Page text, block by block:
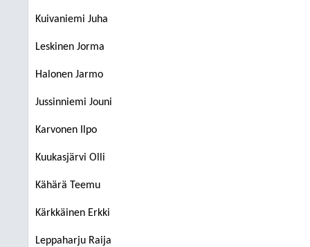
Kuivaniemi Juha
Leskinen Jorma
Halonen Jarmo
Jussinniemi Jouni
Karvonen Ilpo
Kuukasjärvi Olli
Kähärä Teemu
Kärkkäinen Erkki
Leppaharju Raija